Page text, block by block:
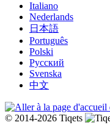
Italiano
Nederlands
日本語
Português
Polski
Русский
Svenska
中文
© 2014-2026 Tiqets